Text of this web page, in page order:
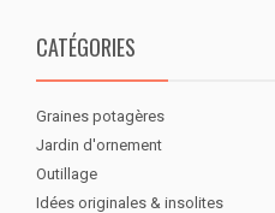
CATÉGORIES
Graines potagères
Jardin d'ornement
Outillage
Idées originales & insolites